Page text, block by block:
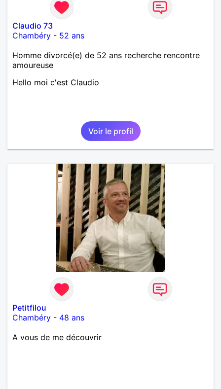
Claudio 73
Chambéry - 52 ans
Homme divorcé(e) de 52 ans recherche rencontre
amoureuse
Hello moi c'est Claudio
Voir le profil
Petitfilou
Chambéry - 48 ans
A vous de me découvrir